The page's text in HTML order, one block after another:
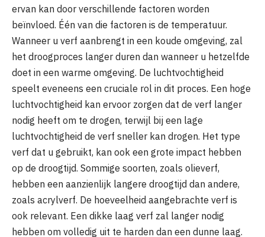
ervan kan door verschillende factoren worden
beïnvloed. Één van die factoren is de temperatuur.
Wanneer u verf aanbrengt in een koude omgeving, zal
het droogproces langer duren dan wanneer u hetzelfde
doet in een warme omgeving. De luchtvochtigheid
speelt eveneens een cruciale rol in dit proces. Een hoge
luchtvochtigheid kan ervoor zorgen dat de verf langer
nodig heeft om te drogen, terwijl bij een lage
luchtvochtigheid de verf sneller kan drogen. Het type
verf dat u gebruikt, kan ook een grote impact hebben
op de droogtijd. Sommige soorten, zoals olieverf,
hebben een aanzienlijk langere droogtijd dan andere,
zoals acrylverf. De hoeveelheid aangebrachte verf is
ook relevant. Een dikke laag verf zal langer nodig
hebben om volledig uit te harden dan een dunne laag.